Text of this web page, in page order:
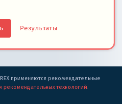
Результаты
применяются рекомендательные
технологий.